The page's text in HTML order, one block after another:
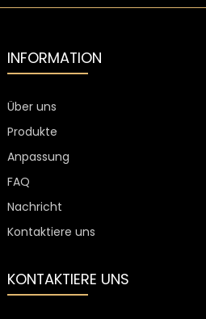
INFORMATION
Über uns
Produkte
Anpassung
FAQ
Nachricht
Kontaktiere uns
KONTAKTIERE UNS